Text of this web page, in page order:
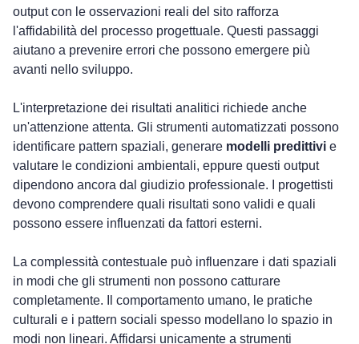
output con le osservazioni reali del sito rafforza
l'affidabilità del processo progettuale. Questi passaggi
aiutano a prevenire errori che possono emergere più
avanti nello sviluppo.
L'interpretazione dei risultati analitici richiede anche
un'attenzione attenta. Gli strumenti automatizzati possono
identificare pattern spaziali, generare modelli predittivi e
valutare le condizioni ambientali, eppure questi output
dipendono ancora dal giudizio professionale. I progettisti
devono comprendere quali risultati sono validi e quali
possono essere influenzati da fattori esterni.
La complessità contestuale può influenzare i dati spaziali
in modi che gli strumenti non possono catturare
completamente. Il comportamento umano, le pratiche
culturali e i pattern sociali spesso modellano lo spazio in
modi non lineari. Affidarsi unicamente a strumenti